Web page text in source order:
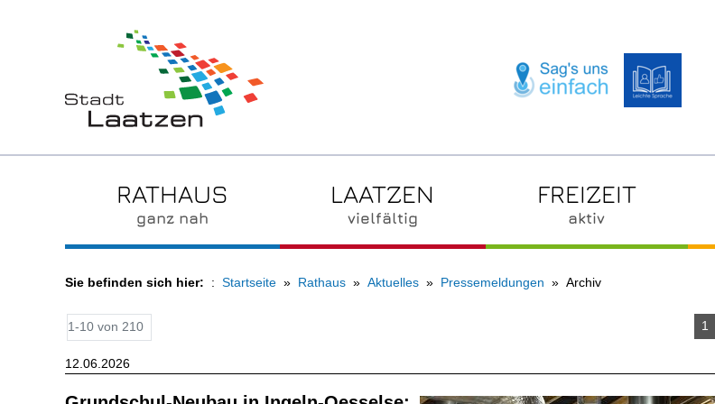
RATHAUS
ganz nah
LAATZEN
vielfältig
FREIZEIT
aktiv
Sie befinden sich hier: Startseite Rathaus Aktuelles Pressemeldungen Archiv
1-10 von 210 1
12.06.2026